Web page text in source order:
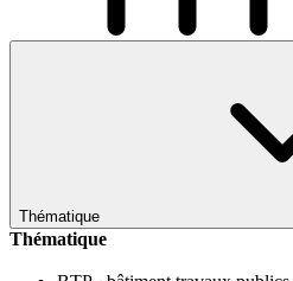
Thématique
Thématique